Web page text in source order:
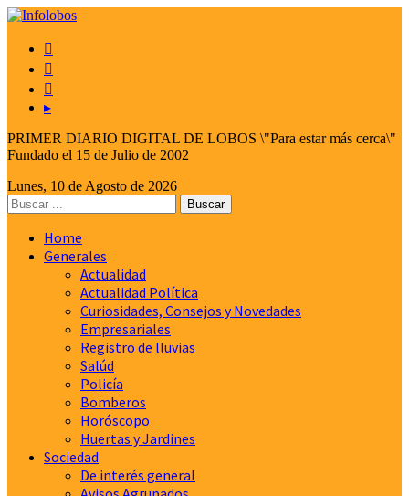



▸
PRIMER DIARIO DIGITAL DE LOBOS \"Para estar más cerca\"
Fundado el 15 de Julio de 2002
Lunes, 10 de Agosto de 2026
Home
Generales
Actualidad
Actualidad Política
Curiosidades, Consejos y Novedades
Empresariales
Registro de lluvias
Salúd
Policía
Bomberos
Horóscopo
Huertas y Jardines
Sociedad
De interés general